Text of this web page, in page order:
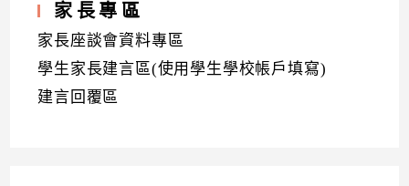
家長專區
家長座談會資料專區
學生家長建言區(使用學生學校帳戶填寫)
建言回覆區